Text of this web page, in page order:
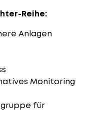
Reihe:
Anlagen
Monitoring
für